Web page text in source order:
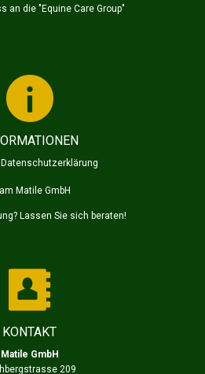
an die "Equine Care Group"
Datenschutzerklärung
Matile GmbH
Lassen Sie sich beraten!
KONTAKT
Matile GmbH
209